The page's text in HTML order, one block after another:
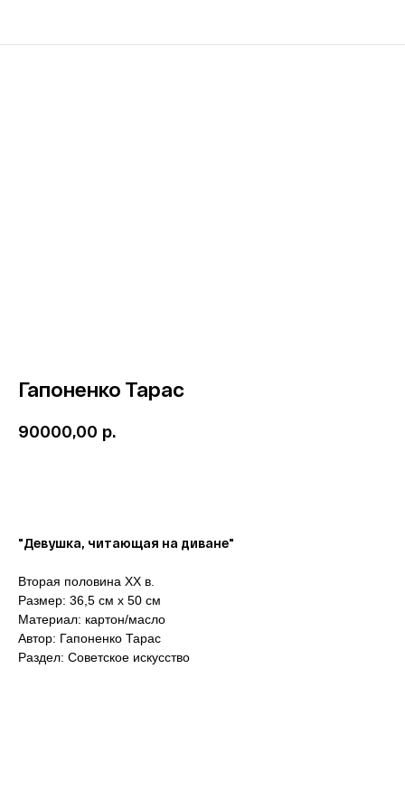
Гапоненко Тарас
90000,00 р.
"Девушка, читающая на диване"
Вторая половина ХХ в.
Размер: 36,5 см х 50 см
Материал: картон/масло
Автор: Гапоненко Тарас
Раздел: Советское искусство